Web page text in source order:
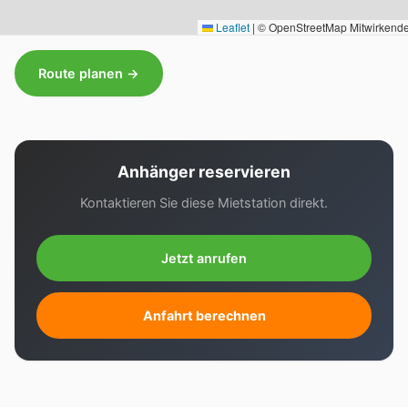
Leaflet | © OpenStreetMap
Route planen →
Anhänger reservieren
Kontaktieren Sie diese Mietstation direkt.
Jetzt anrufen
Anfahrt berechnen